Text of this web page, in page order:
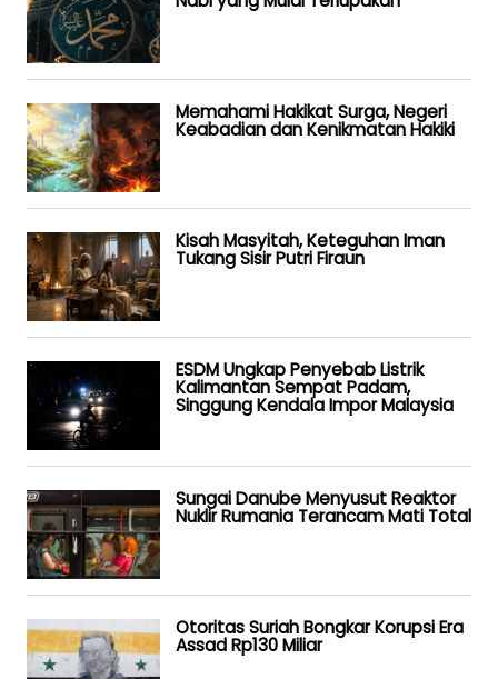
Memahami Hakikat Surga, Negeri
Keabadian dan Kenikmatan Hakiki
Kisah Masyitah, Keteguhan Iman
Tukang Sisir Putri Firaun
ESDM Ungkap Penyebab Listrik
Kalimantan Sempat Padam,
Singgung Kendala Impor Malaysia
Sungai Danube Menyusut Reaktor
Nuklir Rumania Terancam Mati Total
Otoritas Suriah Bongkar Korupsi Era
Assad Rp130 Miliar